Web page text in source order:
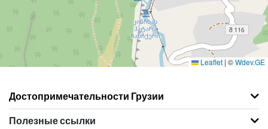
Leaflet | ©Wdev.GE
Достопримечательности Грузии
Полезные ссылки